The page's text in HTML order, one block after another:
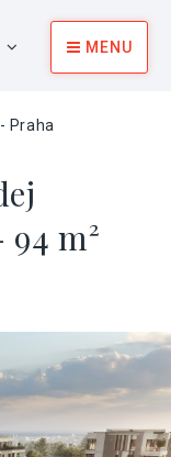
MENU
Praha
m²